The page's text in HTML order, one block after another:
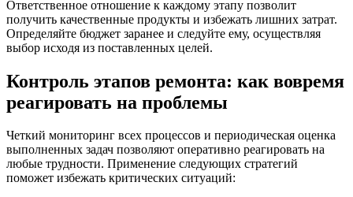
Ответственное отношение к каждому этапу позволит
получить качественные продукты и избежать лишних затрат.
Определяйте бюджет заранее и следуйте ему, осуществляя
выбор исходя из поставленных целей.
Контроль этапов ремонта: как вовремя
реагировать на проблемы
Четкий мониторинг всех процессов и периодическая оценка
выполненных задач позволяют оперативно реагировать на
любые трудности. Применение следующих стратегий
поможет избежать критических ситуаций: